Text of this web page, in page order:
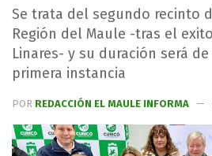
Se trata del segundo recinto
Región del Maule -tras el
Linares- y su duración será de
primera instancia
POR REDACCIÓN EL MAULE INFORMA